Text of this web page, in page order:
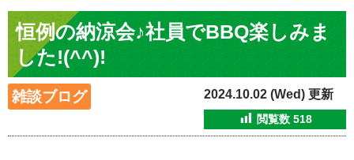
恒例の納涼会♪社員でBBQ楽しみま
した!(^^)!
雑談ブログ 2024.10.02 (Wed) 更新
閲覧数 518